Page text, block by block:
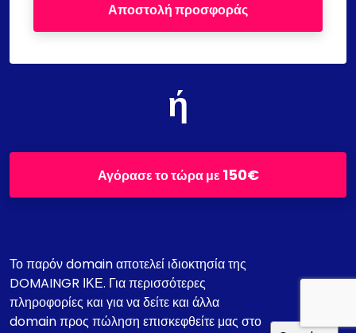
Αποστολή προσφοράς
ή
Αγόρασε το τώρα με150€
Το παρόν domain αποτελεί ιδιοκτησία της
DOMAINGR ΙΚΕ. Για περισσότερες
πληροφορίες και για να δείτε και άλλα
domain προς πώληση επισκεφθείτε μας στο